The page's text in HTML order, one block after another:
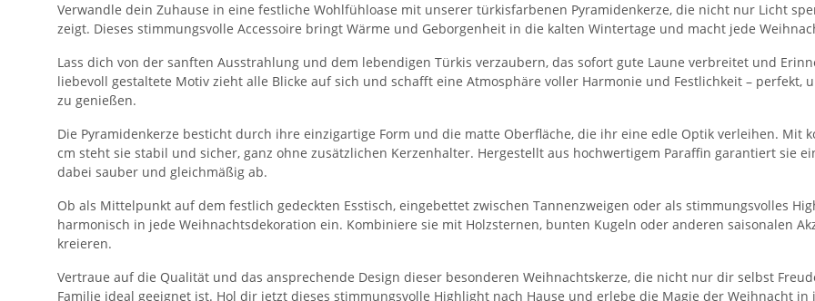
Verwandle dein Zuhause in eine festliche Wohlfühloase mit unserer türkisfarbenen Pyramidenkerze, die nicht nur Licht
zeigt. Dieses stimmungsvolle Accessoire bringt Wärme und Geborgenheit in die kalten Wintertage und macht jede
Lass dich von der sanften Ausstrahlung und dem lebendigen Türkis verzaubern, das sofort gute Laune verbreitet und
liebevoll gestaltete Motiv zieht alle Blicke auf sich und schafft eine Atmosphäre voller Harmonie und Festlichkeit – perfekt,
zu genießen.
Die Pyramidenkerze besticht durch ihre einzigartige Form und die matte Oberfläche, die ihr eine edle Optik verleihen. Mit
cm steht sie stabil und sicher, ganz ohne zusätzlichen Kerzenhalter. Hergestellt aus hochwertigem Paraffin garantiert sie
dabei sauber und gleichmäßig ab.
Ob als Mittelpunkt auf dem festlich gedeckten Esstisch, eingebettet zwischen Tannenzweigen oder als stimmungsvolles
harmonisch in jede Weihnachtsdekoration ein. Kombiniere sie mit Holzsternen, bunten Kugeln oder anderen saisonalen
kreieren.
Vertraue auf die Qualität und das ansprechende Design dieser besonderen Weihnachtskerze, die nicht nur dir selbst
Familie ideal geeignet ist. Hol dir jetzt dieses stimmungsvolle Highlight nach Hause und erlebe die Magie der Weihnacht in